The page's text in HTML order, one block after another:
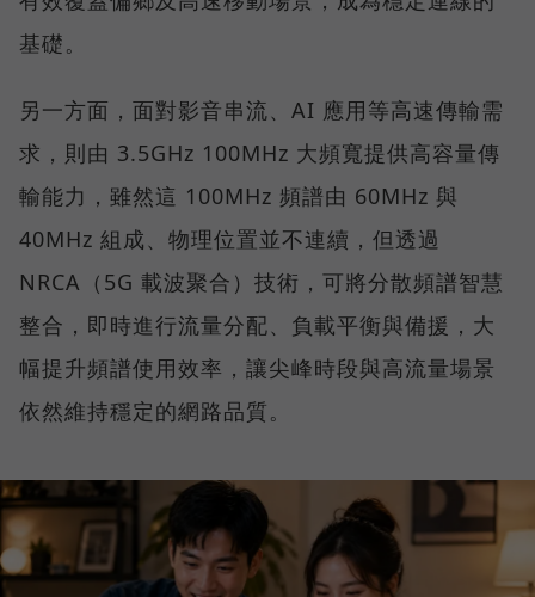
基礎。
另一方面，面對影音串流、AI 應用等高速傳輸需
求，則由 3.5GHz 100MHz 大頻寬提供高容量傳
輸能力，雖然這 100MHz 頻譜由 60MHz 與
40MHz 組成、物理位置並不連續，但透過
NRCA（5G 載波聚合）技術，可將分散頻譜智慧
整合，即時進行流量分配、負載平衡與備援，大
幅提升頻譜使用效率，讓尖峰時段與高流量場景
依然維持穩定的網路品質。